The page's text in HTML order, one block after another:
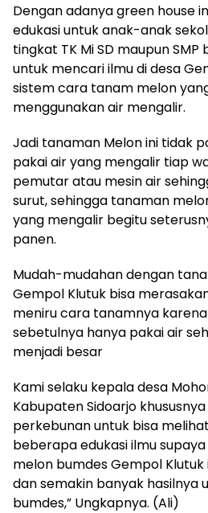
Dengan adanya green house
edukasi untuk anak-anak
tingkat TK Mi SD maupun
untuk mencari ilmu di desa
sistem cara tanam melon
menggunakan air mengalir.
Jadi tanaman Melon ini tidak
pakai air yang mengalir tiap
pemutar atau mesin air
surut, sehingga tanaman
yang mengalir begitu
panen.
Mudah-mudahan dengan
Gempol Klutuk bisa
meniru cara tanamnya
sebetulnya hanya pakai air
menjadi besar
Kami selaku kepala desa
Kabupaten Sidoarjo
perkebunan untuk bisa
beberapa edukasi ilmu
melon bumdes Gempol Klutuk
dan semakin banyak hasilnya
bumdes,” Ungkapnya. (Ali)